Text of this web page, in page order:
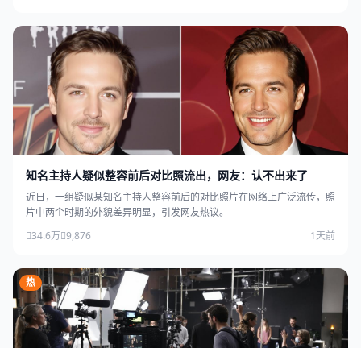
知名主持人疑似整容前后对比照流出，网友：认不出来了
近日，一组疑似某知名主持人整容前后的对比照片在网络上广泛流传，照
片中两个时期的外貌差异明显，引发网友热议。
34.6万 9,876 1天前
热